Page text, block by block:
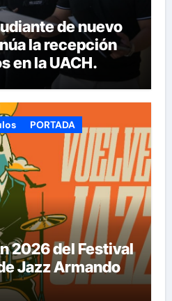
de nuevo
la recepción
en la UACH.
PORTADA
2026 del Festival
Jazz Armando